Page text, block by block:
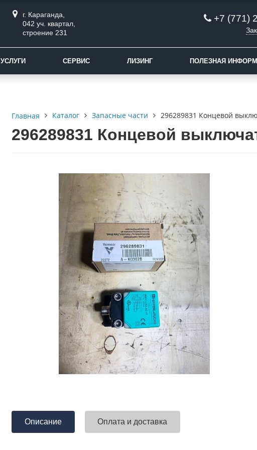
г. Караганда,
042 уч. квартал,
строение 231
+7 (771)
УСЛУГИ СЕРВИС ЛИЗИНГ ПОЛЕЗНАЯ
Главная Каталог Запасные части 296289831 Концевой
296289831 Концевой
Описание Оплата и доставка